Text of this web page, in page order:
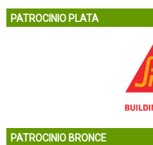
PATROCINIO PLATA
PATROCINIO BRONCE